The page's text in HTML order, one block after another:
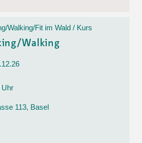
Walking/Fit im Wald / Kurs
Walking
Uhr
113, Basel